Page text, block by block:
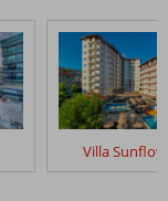
Villa